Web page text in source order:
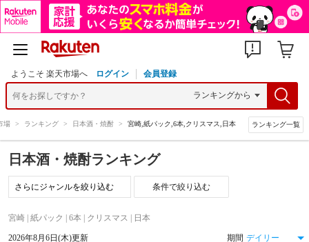
ようこそ 楽天市場へ ログイン 会員登録
場 > ランキング > 日本酒・焼酎 > 宮崎,紙パック,6本,クリスマス,日本 ランキング一覧
日本酒・焼酎ランキング
条件で絞り込む
宮崎 | 紙パック | 6本 | クリスマス | 日本
2026年8月6日(木)更新 期間